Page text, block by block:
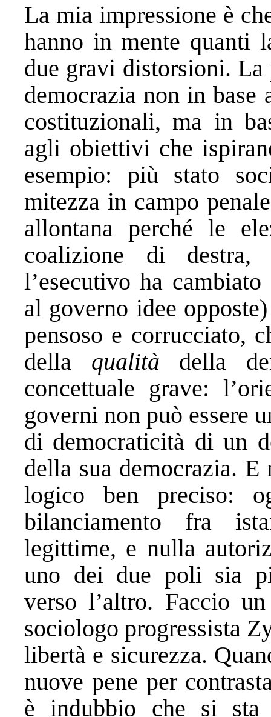
La mia impressione è
hanno in mente quanti
due gravi distorsioni.
democrazia non in
costituzionali, ma in
agli obiettivi che
esempio: più stato
mitezza in campo
allontana perché le
coalizione di destra,
l’esecutivo ha
al governo idee
pensoso e corrucciato,
della qualità della
concettuale grave:
governi non può essere
di democraticità di un
della sua democrazia.
logico ben preciso:
bilanciamento fra
legittime, e nulla
uno dei due poli sia
verso l’altro. Faccio
sociologo progressista
libertà e sicurezza.
nuove pene per
è indubbio che si sta